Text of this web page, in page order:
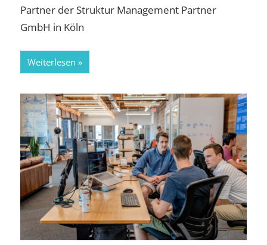
Partner der Struktur Management Partner
GmbH in Köln
Weiterlesen